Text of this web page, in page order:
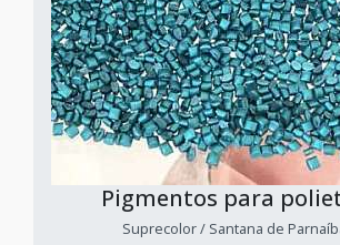
Pigmentos para
Suprecolor / Santana de